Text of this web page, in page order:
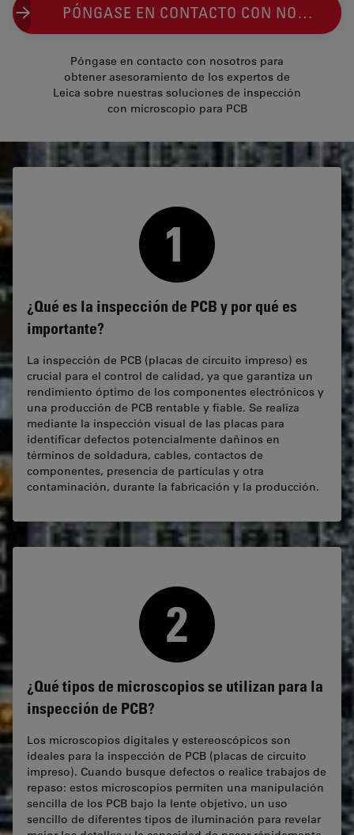
PÓNGASE EN CONTACTO CON NOSOTROS
Póngase en contacto con nosotros para
obtener asesoramiento de los expertos de
Leica sobre nuestras soluciones de inspección
con microscopio para PCB
¿Qué es la inspección de PCB y por qué es
importante?
La inspección de PCB (placas de circuito impreso) es
crucial para el control de calidad, ya que garantiza un
rendimiento óptimo de los componentes electrónicos y
una producción de PCB rentable y fiable. Se realiza
mediante la inspección visual de las placas para
identificar defectos potencialmente dañinos en
términos de soldadura, cables, contactos de
componentes, presencia de partículas y otra
contaminación, durante la fabricación y la producción.
¿Qué tipos de microscopios se utilizan para la
inspección de PCB?
Los microscopios digitales y estereoscópicos son
ideales para la inspección de PCB (placas de circuito
impreso). Cuando busque defectos o realice trabajos de
repaso: estos microscopios permiten una manipulación
sencilla de los PCB bajo la lente objetivo, un uso
sencillo de diferentes tipos de iluminación para revelar